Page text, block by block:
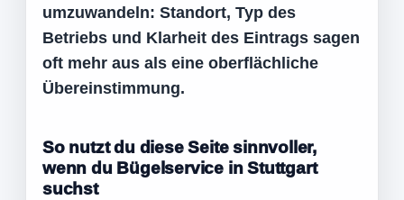
umzuwandeln: Standort, Typ des
Betriebs und Klarheit des Eintrags sagen
oft mehr aus als eine oberflächliche
Übereinstimmung.
So nutzt du diese Seite sinnvoller,
wenn du Bügelservice in Stuttgart
suchst